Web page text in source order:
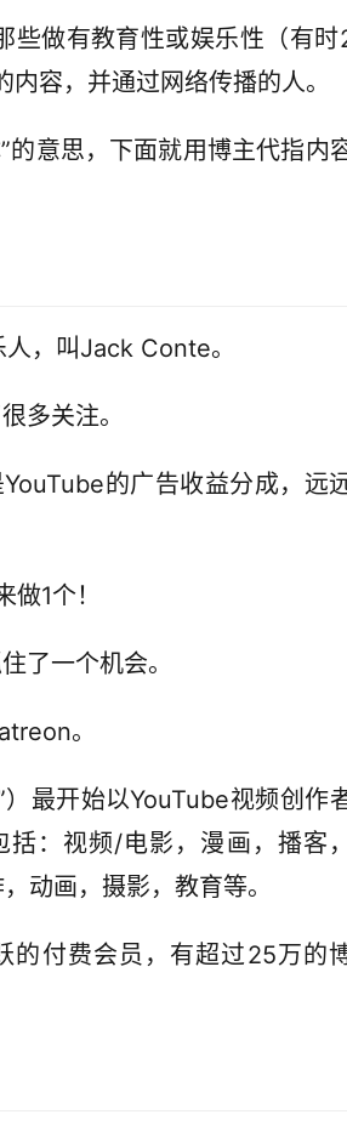
做有教育性或娱乐性（有时
容，并通过网络传播的人。
的意思，下面就用博主代指内
，叫Jack Conte。
多关注。
的广告收益分成，远
1个！
了一个机会。
。
最开始以YouTube视频创作
：视频/电影，漫画，播客
动画，摄影，教育等。
的付费会员，有超过25万的